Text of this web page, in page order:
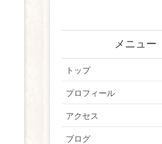
メニュー
トップ
プロフィール
アクセス
ブログ